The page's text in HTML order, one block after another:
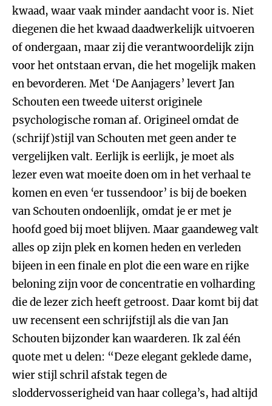
kwaad, waar vaak minder aandacht voor is. Niet
diegenen die het kwaad daadwerkelijk uitvoeren
of ondergaan, maar zij die verantwoordelijk zijn
voor het ontstaan ervan, die het mogelijk maken
en bevorderen. Met ‘De Aanjagers’ levert Jan
Schouten een tweede uiterst originele
psychologische roman af. Origineel omdat de
(schrijf)stijl van Schouten met geen ander te
vergelijken valt. Eerlijk is eerlijk, je moet als
lezer even wat moeite doen om in het verhaal te
komen en even ‘er tussendoor’ is bij de boeken
van Schouten ondoenlijk, omdat je er met je
hoofd goed bij moet blijven. Maar gaandeweg valt
alles op zijn plek en komen heden en verleden
bijeen in een finale en plot die een ware en rijke
beloning zijn voor de concentratie en volharding
die de lezer zich heeft getroost. Daar komt bij dat
uw recensent een schrijfstijl als die van Jan
Schouten bijzonder kan waarderen. Ik zal één
quote met u delen: “Deze elegant geklede dame,
wier stijl schril afstak tegen de
sloddervosserigheid van haar collega’s, had altijd